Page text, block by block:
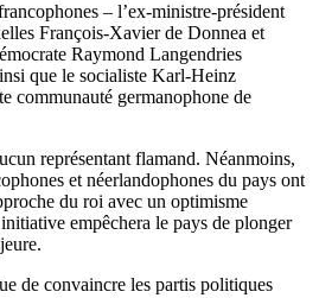
– l’ex-ministre-président
François-Xavier de Donnea et
Raymond Langendries
que le socialiste Karl-Heinz
communauté germanophone de
représentant flamand. Néanmoins,
et néerlandophones du pays ont
du roi avec un optimisme
empêchera le pays de plonger
de convaincre les partis politiques